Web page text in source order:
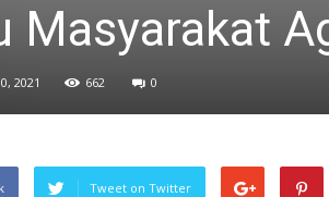
Masyarakat
2021 662 0
Tweet on Twitter